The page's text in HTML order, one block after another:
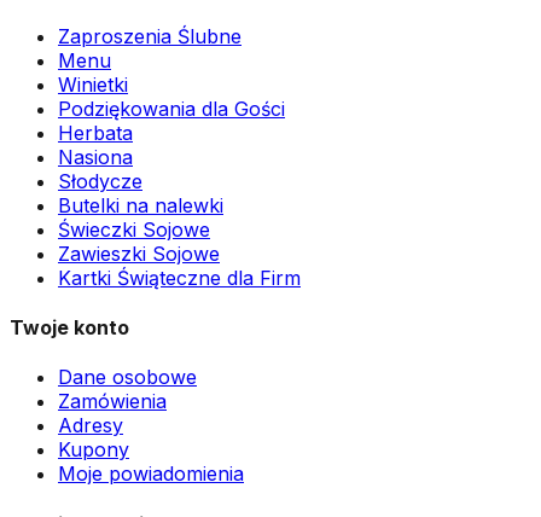
Zaproszenia Ślubne
Menu
Winietki
Podziękowania dla Gości
Herbata
Nasiona
Słodycze
Butelki na nalewki
Świeczki Sojowe
Zawieszki Sojowe
Kartki Świąteczne dla Firm
Twoje konto
Dane osobowe
Zamówienia
Adresy
Kupony
Moje powiadomienia